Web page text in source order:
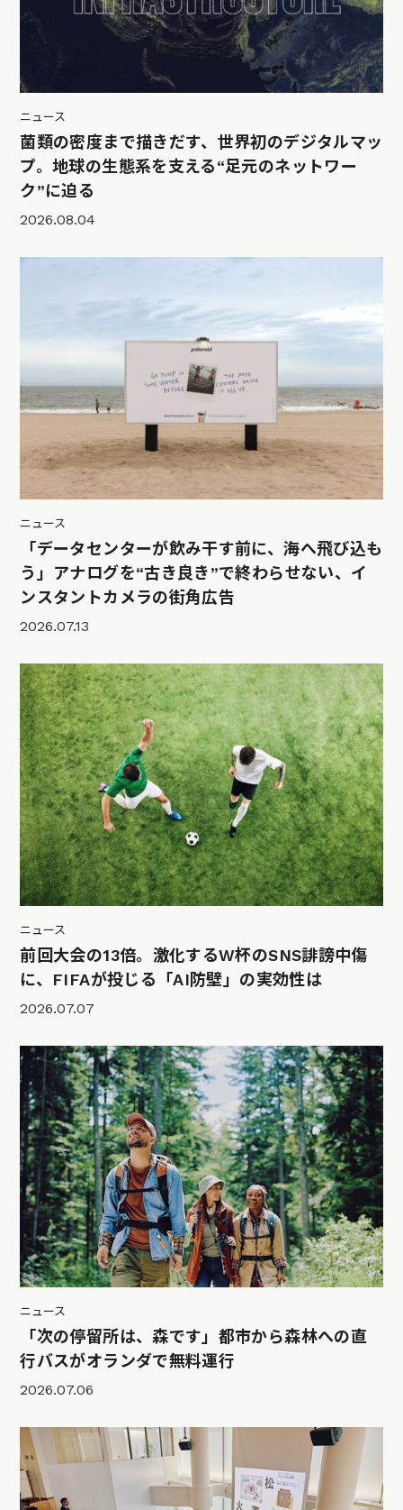
ニュース
菌類の密度まで描きだす、世界初のデジタルマッ
プ。地球の生態系を支える“足元のネットワー
ク”に迫る
2026.08.04
ニュース
「データセンターが飲み干す前に、海へ飛び込も
う」アナログを“古き良き”で終わらせない、イ
ンスタントカメラの街角広告
2026.07.13
ニュース
前回大会の13倍。激化するW杯のSNS誹謗中傷
に、FIFAが投じる「AI防壁」の実効性は
2026.07.07
ニュース
「次の停留所は、森です」都市から森林への直
行バスがオランダで無料運行
2026.07.06